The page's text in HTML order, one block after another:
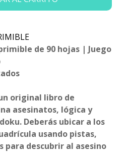
de 90 hojas | Juego
original libro de
asesinatos, lógica y
Deberás ubicar a los
usando pistas,
para descubrir al asesino